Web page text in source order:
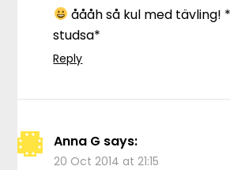
åååh så kul med tävling!
studsa*
Reply
Anna G says:
20 Oct 2014 at 21:15